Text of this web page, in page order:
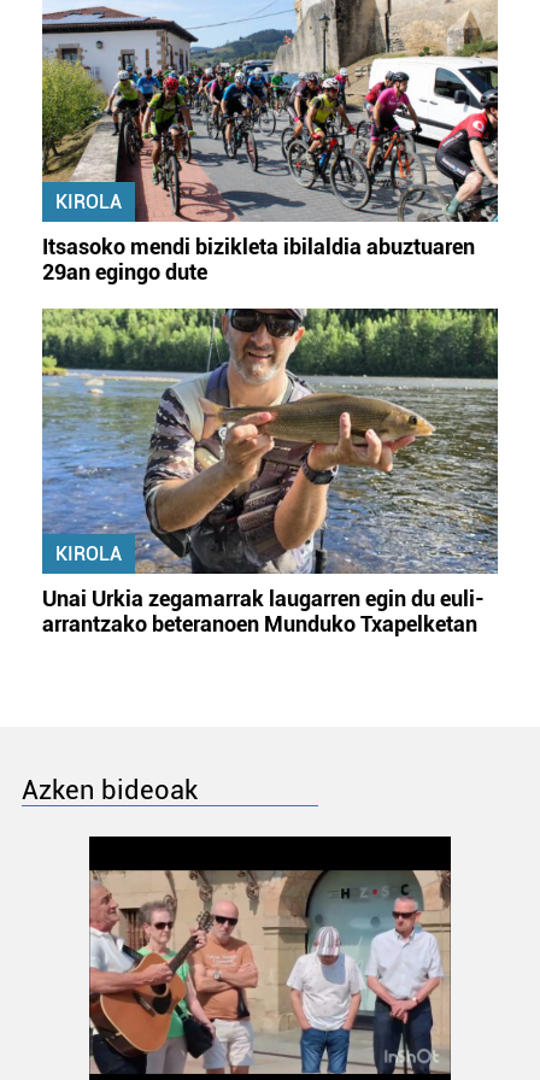
Lortu zure datu pertsonalak prozesatzeko moduari
buruzko informazio gehiago eta ezarri zure lehentasunak
datuen atalean. Edozein unetan alda edo ken dezakezu
zure baimena Cookieen adierazpenean.
Webgune honek cookie propioak eta hirugarrenen cookie-
fitxategiak erabiltzen ditu. Zure esperientzia eta
zerbitzuak hobetzeko asmoz, cookie teknologiaz
baliatzen gara. Ohar hau onartuz gero, teknologia hori
erabiltzeko baimen esplizitua ematen diguzu.
irakurri
KIROLA
Itsasoko mendi bizikleta ibilaldia abuztuaren
29an egingo dute
KIROLA
Unai Urkia zegamarrak laugarren egin du euli-
arrantzako beteranoen Munduko Txapelketan
Azken bideoak